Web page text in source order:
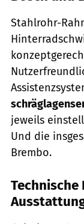
Stahlrohr-
jeweils
Und die
Brembo.